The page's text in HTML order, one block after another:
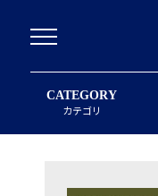
CATEGORY
カテゴリ